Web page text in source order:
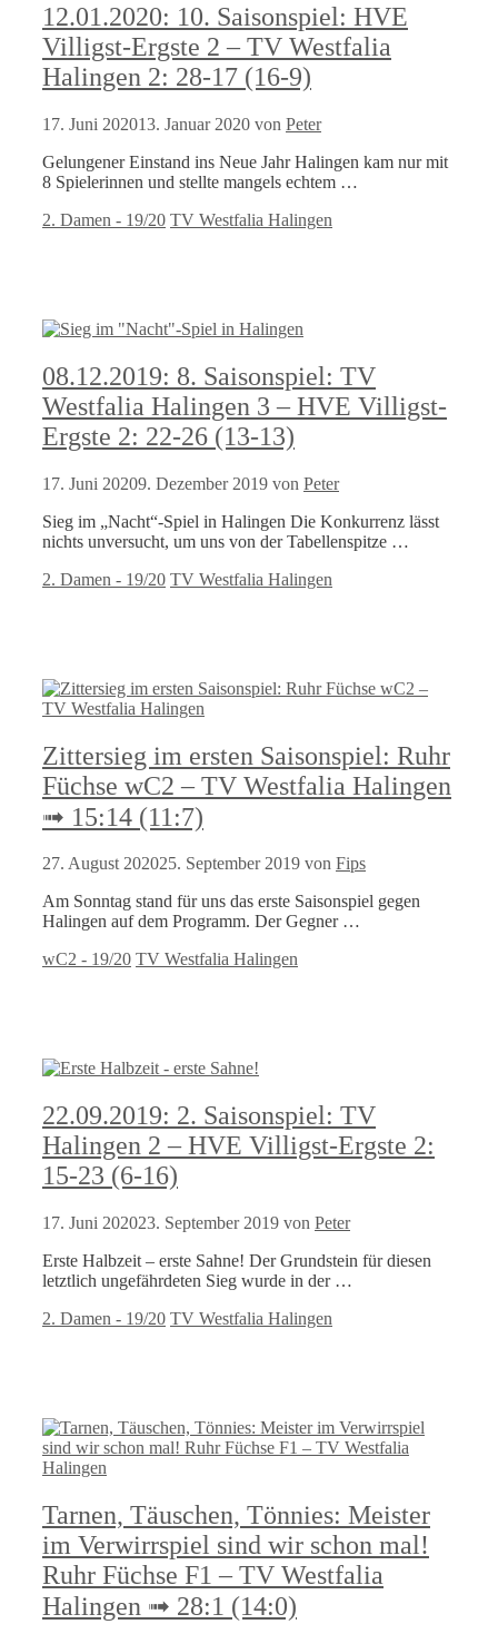
12.01.2020: 10. Saisonspiel: HVE
Villigst-Ergste 2 – TV Westfalia
Halingen 2: 28-17 (16-9)
17. Juni 202013. Januar 2020 von Peter
Gelungener Einstand ins Neue Jahr Halingen kam nur mit
8 Spielerinnen und stellte mangels echtem …
Kategorien
2. Damen - 19/20 Schlagwörter
TV Westfalia Halingen
08.12.2019: 8. Saisonspiel: TV
Westfalia Halingen 3 – HVE Villigst-
Ergste 2: 22-26 (13-13)
17. Juni 20209. Dezember 2019 von Peter
Sieg im „Nacht“-Spiel in Halingen Die Konkurrenz lässt
nichts unversucht, um uns von der Tabellenspitze …
Kategorien
2. Damen - 19/20 Schlagwörter
TV Westfalia Halingen
Zittersieg im ersten Saisonspiel: Ruhr
Füchse wC2 – TV Westfalia Halingen
➟ 15:14 (11:7)
27. August 202025. September 2019 von Fips
Am Sonntag stand für uns das erste Saisonspiel gegen
Halingen auf dem Programm. Der Gegner …
Kategorien
wC2 - 19/20 Schlagwörter
TV Westfalia Halingen
22.09.2019: 2. Saisonspiel: TV
Halingen 2 – HVE Villigst-Ergste 2:
15-23 (6-16)
17. Juni 202023. September 2019 von Peter
Erste Halbzeit – erste Sahne! Der Grundstein für diesen
letztlich ungefährdeten Sieg wurde in der …
Kategorien
2. Damen - 19/20 Schlagwörter
TV Westfalia Halingen
Tarnen, Täuschen, Tönnies: Meister
im Verwirrspiel sind wir schon mal!
Ruhr Füchse F1 – TV Westfalia
Halingen ➟ 28:1 (14:0)